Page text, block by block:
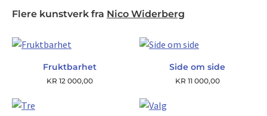
Flere kunstverk fra Nico Widerberg
Fruktbarhet
KR 12 000,00
Side om side
KR 11 000,00